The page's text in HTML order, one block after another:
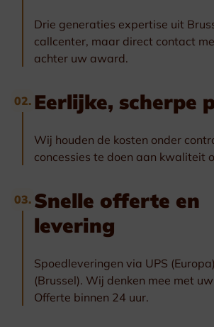
Drie generaties expertise uit
callcenter, maar direct contact
achter uw award.
02. Eerlijke, scherpe
Wij houden de kosten onder
concessies te doen aan kwaliteit
03. Snelle offerte en
levering
Spoedleveringen via UPS
(Brussel). Wij denken mee met
Offerte binnen 24 uur.